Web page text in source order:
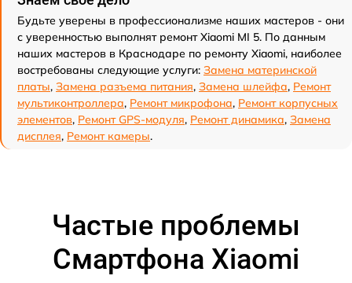
Будьте уверены в профессионализме наших мастеров - они
с уверенностью выполнят ремонт Xiaomi MI 5. По данным
наших мастеров в Краснодаре по ремонту Xiaomi, наиболее
востребованы следующие услуги: Замена материнской
платы, Замена разъема питания, Замена шлейфа, Ремонт
мультиконтроллера, Ремонт микрофона, Ремонт корпусных
элементов, Ремонт GPS-модуля, Ремонт динамика, Замена
дисплея, Ремонт камеры.
Частые проблемы
Смартфона Xiaomi